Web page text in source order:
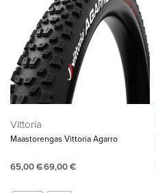
Vittoria
Maastorengas Vittoria Agarro
65,00€69,00€